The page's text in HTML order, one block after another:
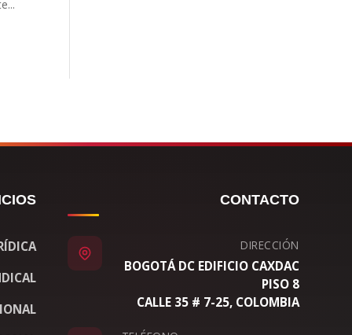
CONTACTO
DIRECCIÓN
BOGOTÁ DC EDIFICIO CAXDAC
PISO 8
CALLE 35 # 7-25, COLOMBIA